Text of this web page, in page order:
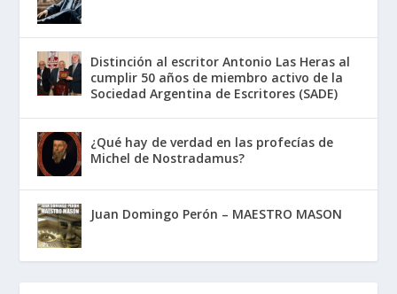
Distinción al escritor Antonio Las Heras al
cumplir 50 años de miembro activo de la
Sociedad Argentina de Escritores (SADE)
¿Qué hay de verdad en las profecías de
Michel de Nostradamus?
Juan Domingo Perón – MAESTRO MASON